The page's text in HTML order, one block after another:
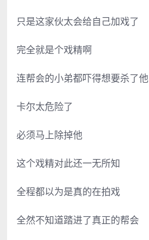
只是这家伙太会给自己加戏了
完全就是个戏精啊
连帮会的小弟都吓得想要杀了他
卡尔太危险了
必须马上除掉他
这个戏精对此还一无所知
全程都以为是真的在拍戏
全然不知道踏进了真正的帮会